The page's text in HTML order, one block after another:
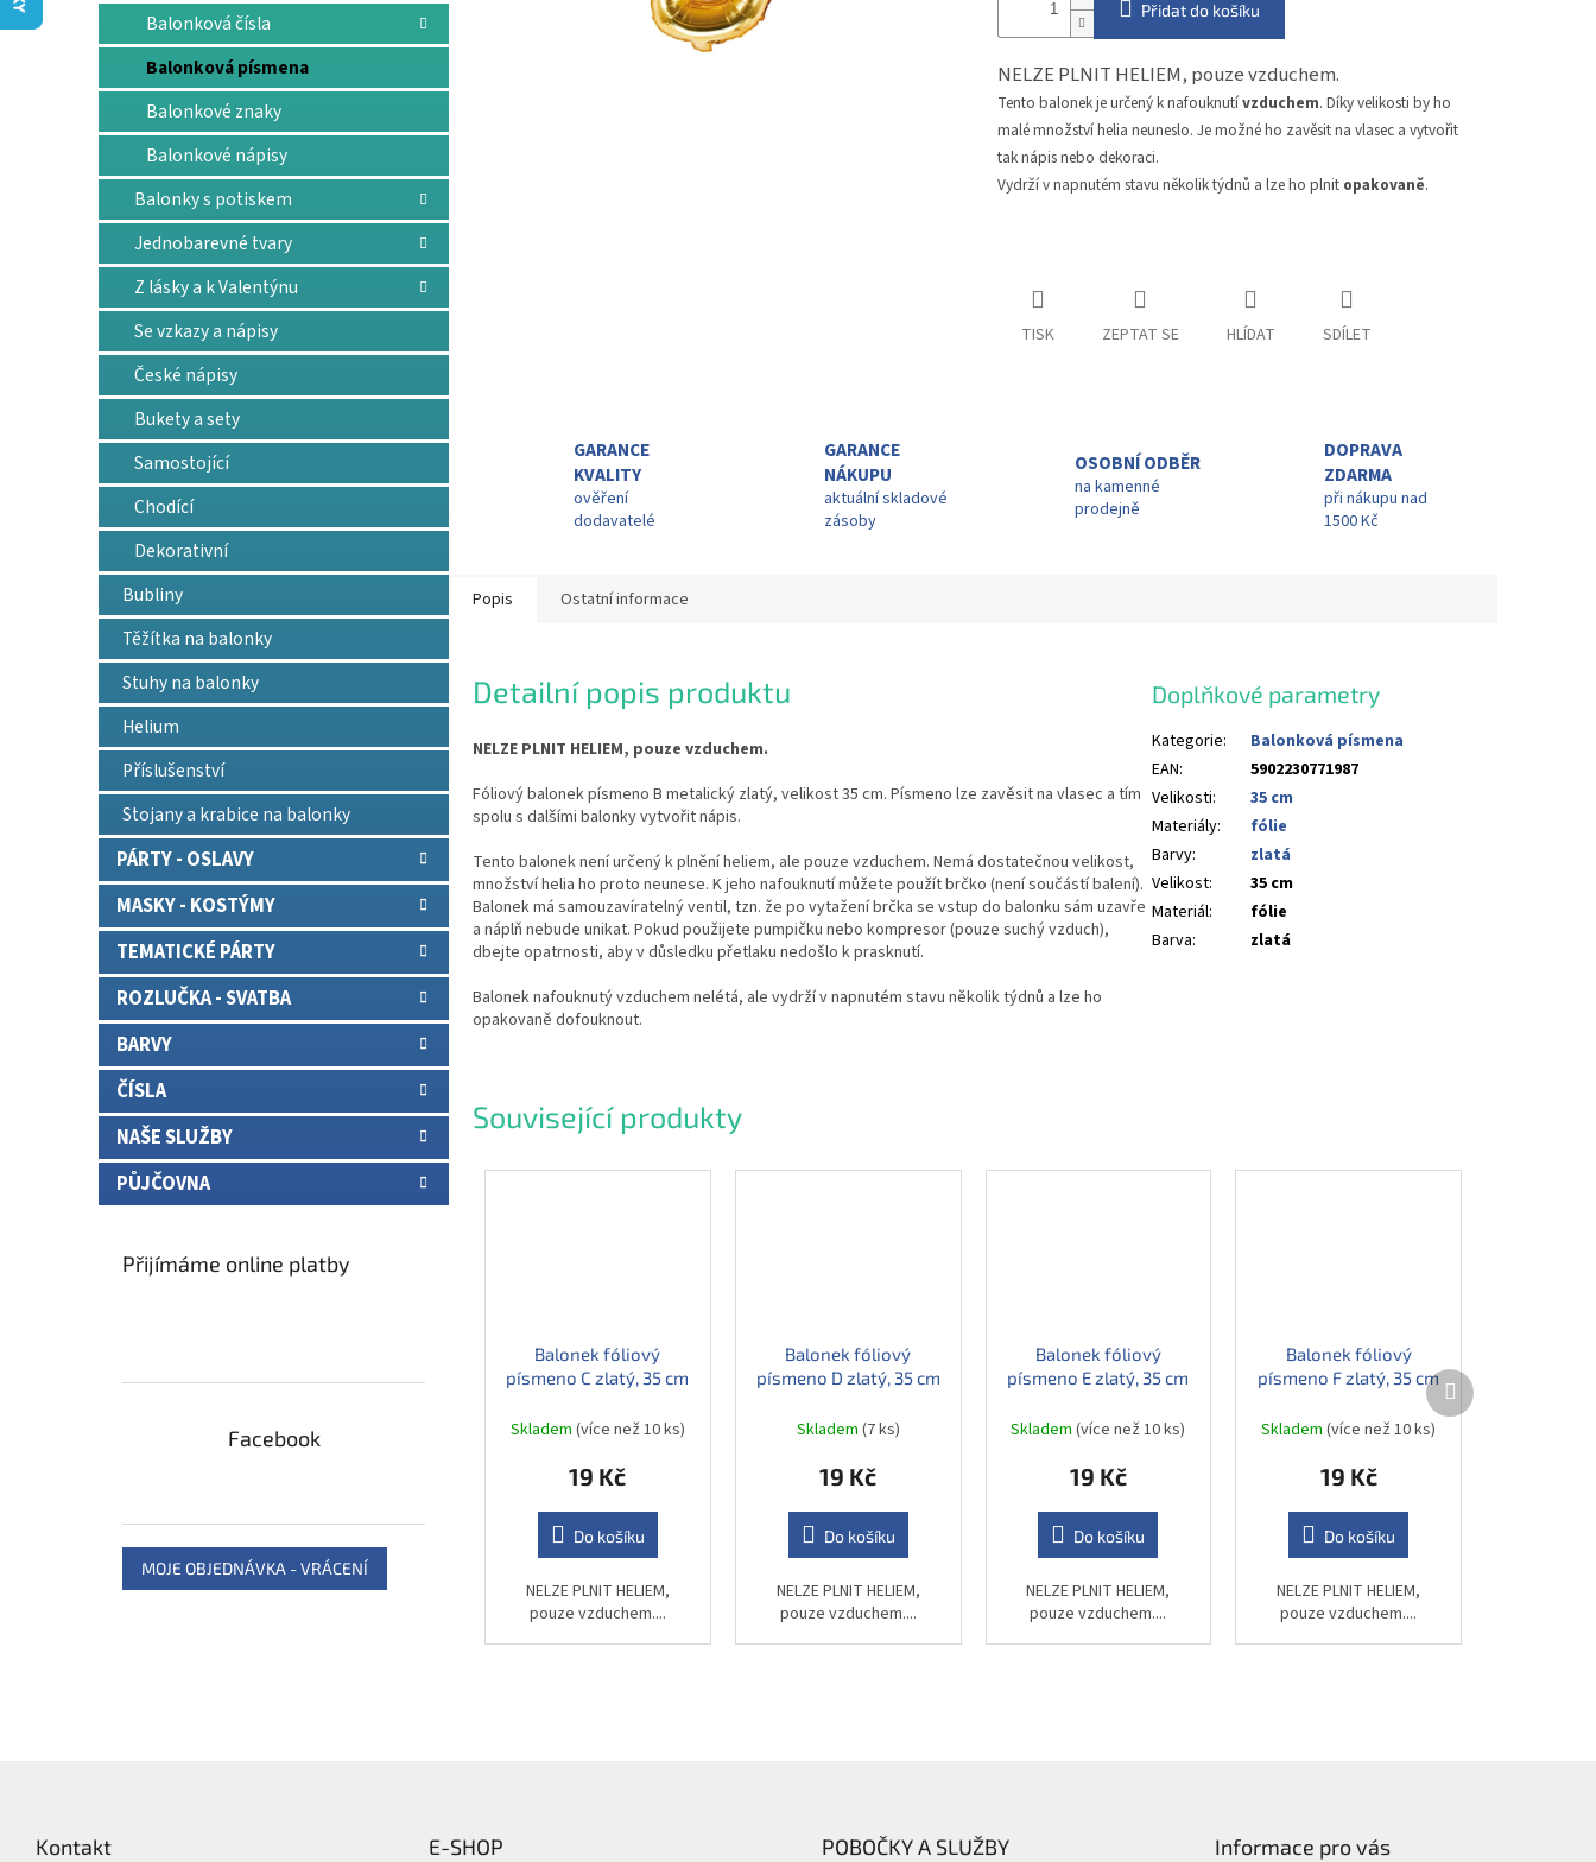
l
Balonková čísla
Balonková písmena
Balonkové znaky
Balonkové nápisy
Balonky s potiskem
Jednobarevné tvary
Z lásky a k Valentýnu
Se vzkazy a nápisy
České nápisy
Bukety a sety
Samostojící
Chodící
Dekorativní
Bubliny
Těžítka na balonky
Stuhy na balonky
Helium
Příslušenství
Stojany a krabice na balonky
PÁRTY - OSLAVY
MASKY - KOSTÝMY
TEMATICKÉ PÁRTY
ROZLUČKA - SVATBA
BARVY
ČÍSLA
NAŠE SLUŽBY
PŮJČOVNA
Přijímáme online platby
Facebook
MOJE OBJEDNÁVKA - VRÁCENÍ
Přidat do košíku
NELZE PLNIT HELIEM, pouze vzduchem.
Tento balonek je určený k nafouknutívzduchem. Díky velikosti by ho
malé množství helia neuneslo. Je možné ho zavěsit na vlasec a vytvořit
tak nápis nebo dekoraci.
Vydrží v napnutém stavu několik týdnů a lze ho plnit opakovaně.
TISK ZEPTAT SE HLÍDAT SDÍLET
GARANCE
KVALITY
ověření
dodavatelé
GARANCE
NÁKUPU
aktuální skladové
zásoby
OSOBNÍ ODBĚR
na kamenné
prodejně
DOPRAVA
ZDARMA
při nákupu nad
1500 Kč
Související produkty
Balonek fóliový
písmeno C zlatý, 35 cm
Skladem (více než 10 ks)
19 Kč
Do košíku
NELZE PLNIT HELIEM,
pouze vzduchem....
Balonek fóliový
písmeno D zlatý, 35 cm
Skladem (7 ks)
19 Kč
Do košíku
NELZE PLNIT HELIEM,
pouze vzduchem....
Balonek fóliový
písmeno E zlatý, 35 cm
Skladem(více než 10 ks)
19 Kč
Do košíku
NELZE PLNIT HELIEM,
pouze vzduchem....
Balonek fóliový
písmeno F zlatý, 35 cm
Skladem(více než 10 ks)
19 Kč
Do košíku
NELZE PLNIT HELIEM,
pouze vzduchem....
Další
produkt
Popis Ostatní informace
Detailní popis produktu
NELZE PLNIT HELIEM, pouze vzduchem.
Fóliový balonek písmeno B metalický zlatý, velikost 35 cm. Písmeno lze zavěsit na vlasec a tím
spolu s dalšími balonky vytvořit nápis.
Tento balonek není určený k plnění heliem, ale pouze vzduchem. Nemá dostatečnou velikost,
množství helia ho proto neunese. K jeho nafouknutí můžete použít brčko (není součástí balení).
Balonek má samouzavíratelný ventil, tzn. že po vytažení brčka se vstup do balonku sám uzavře
a náplň nebude unikat. Pokud použijete pumpičku nebo kompresor (pouze suchý vzduch),
dbejte opatrnosti, aby v důsledku přetlaku nedošlo k prasknutí.
Balonek nafouknutý vzduchem nelétá, ale vydrží v napnutém stavu několik týdnů a lze ho
opakovaně dofouknout.
Doplňkové parametry
Kategorie:
Balonková písmena
EAN:
5902230771987
Velikosti:
35 cm
Materiály:
fólie
Barvy:
zlatá
Velikost:
35 cm
Materiál:
fólie
Barva: zlatá
Kontakt E-SHOP POBOČKY A SLUŽBY Informace pro vás